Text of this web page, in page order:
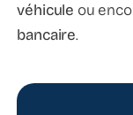
véhicule ou
bancaire.